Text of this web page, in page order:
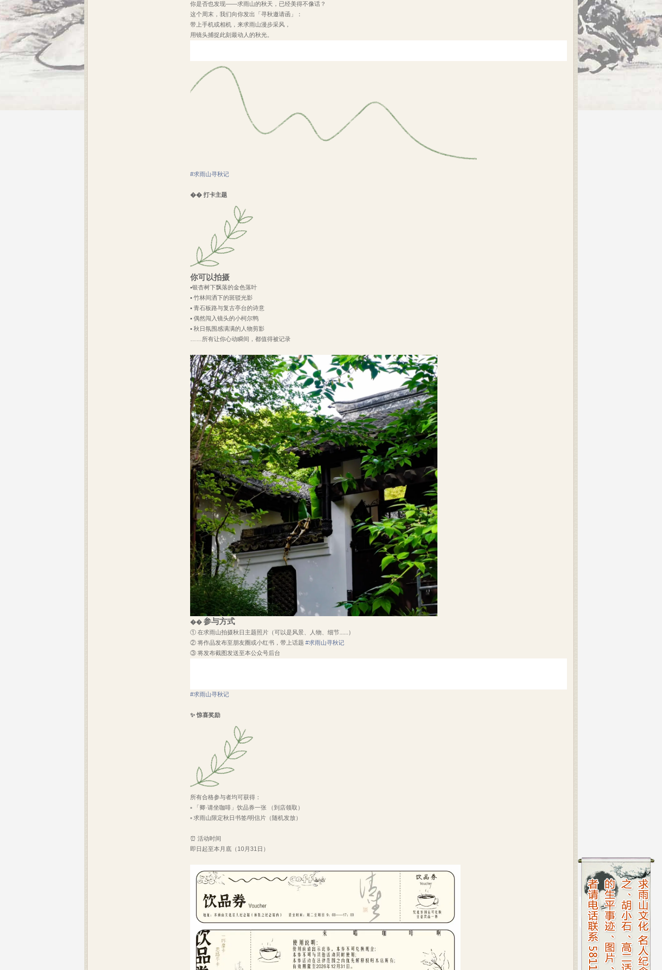
你是否也发现——求雨山的秋天，已经美得不像话？
这个周末，我们向你发出「寻秋邀请函」：
带上手机或相机，来求雨山漫步采风，
用镜头捕捉此刻最动人的秋光。
#求雨山寻秋记
�� 打卡主题
你可以拍摄
▪️银杏树下飘落的金色落叶
▪️ 竹林间洒下的斑驳光影
▪️ 青石板路与复古亭台的诗意
▪️ 偶然闯入镜头的小柯尔鸭
▪️ 秋日氛围感满满的人物剪影
……所有让你心动瞬间，都值得被记录
�� 参与方式
① 在求雨山拍摄秋日主题照片（可以是风景、人物、细节......）
② 将作品发布至朋友圈或小红书，带上话题 #求雨山寻秋记
③ 将发布截图发送至本公众号后台
#求雨山寻秋记
✨ 惊喜奖励
所有合格参与者均可获得：
▫️ 「卿·请坐咖啡」饮品券一张 （到店领取）
▫️ 求雨山限定秋日书签/明信片（随机发放）
⏰ 活动时间
即日起至本月底（10月31日）